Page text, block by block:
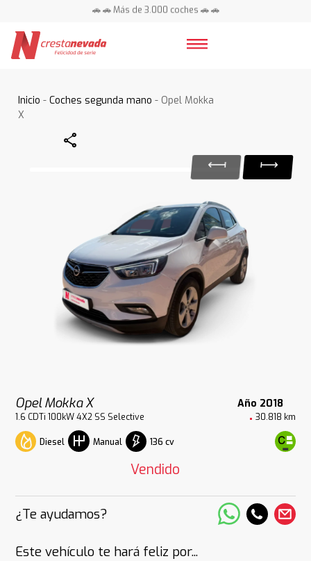
🚗 🚗 Más de 3.000 coches 🚗 🚗
Inicio -Coches segunda mano - Opel Mokka
X
Share
Opel Mokka X Año 2018
1.6 CDTi 100kW 4X2 SS Selective 30.818 km
Diesel Manual 136 cv
Vendido
¿Te ayudamos?
Este vehículo te hará feliz por...